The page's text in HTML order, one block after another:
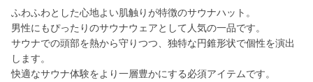
ふわふわとした心地よい肌触りが特徴のサウナハット。
男性にもぴったりのサウナウェアとして人気の一品です。
サウナでの頭部を熱から守りつつ、独特な円錐形状で個性を演出
します。
快適なサウナ体験をより一層豊かにする必須アイテムです。